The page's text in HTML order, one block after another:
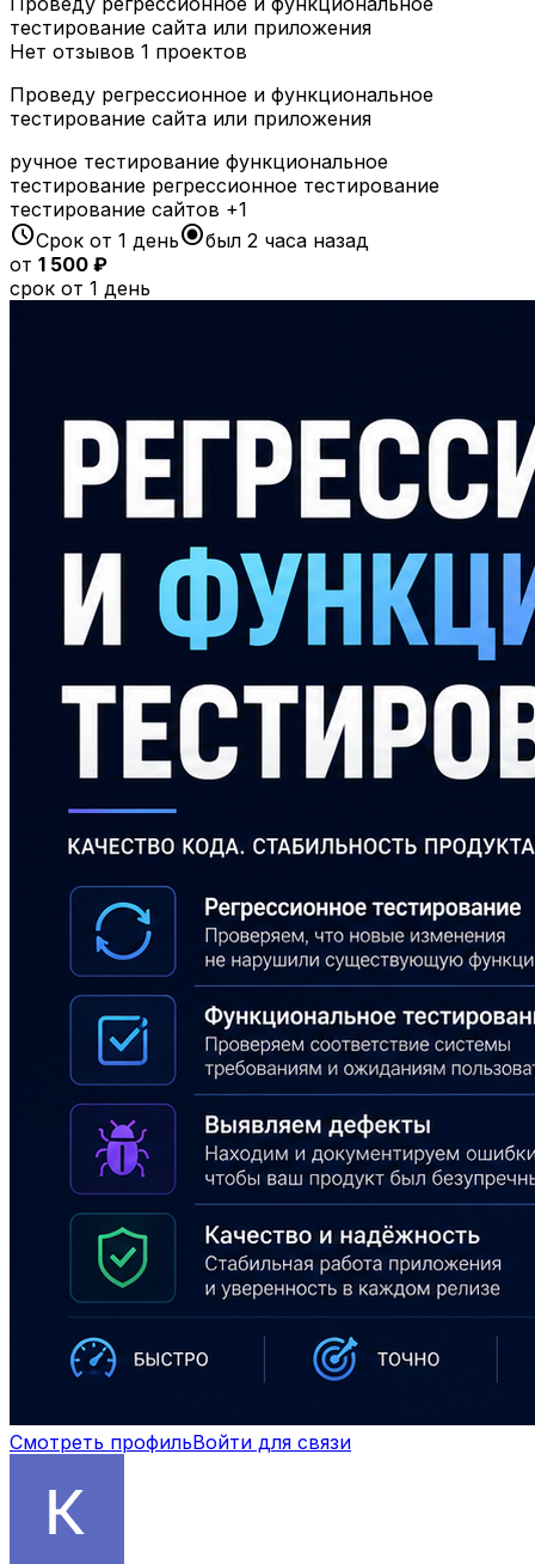
тестирование сайта или приложения
Нет отзывов 1 проектов
Проведу регрессионное и функциональное
тестирование сайта или приложения
ручное тестирование функциональное
тестирование регрессионное тестирование
тестирование сайтов +1
scheduleСрок от 1 деньradio_button_checkedбыл 2 часа назад
от 1 500 ₽
срок от 1 день
Смотреть профильВойти для связи